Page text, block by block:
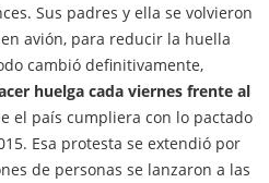
Sus padres y ella se volvieron
avión, para reducir la huella
cambió definitivamente,
huelga cada viernes frente al
el país cumpliera con lo pactado
Esa protesta se extendió por
de personas se lanzaron a las